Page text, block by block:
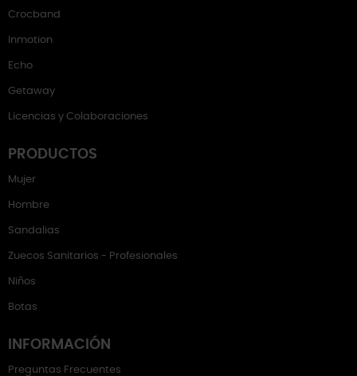
Crocband
Inmotion
Echo
Getaway
Licencias y Colaboraciones
PRODUCTOS
Mujer
Hombre
Sandalias
Zuecos Sanitarios - Profesionales
Niños
Botas
INFORMACIÓN
Preguntas Frecuentes